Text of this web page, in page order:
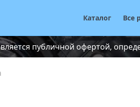
Каталог Все
публичной офертой,